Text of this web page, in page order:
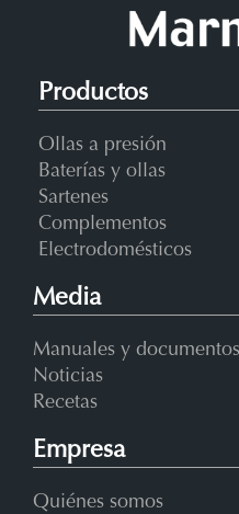
Productos
Ollas a presión
Baterías y ollas
Sartenes
Complementos
Electrodomésticos
Media
Manuales y documentos
Noticias
Recetas
Empresa
Quiénes somos